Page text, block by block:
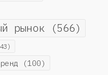
рынок (566)
(100)